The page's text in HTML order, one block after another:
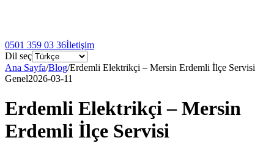
0501 359 03 36İletişim
Dil seç
Ana Sayfa/Blog/Erdemli Elektrikçi – Mersin Erdemli İlçe Servisi
Genel2026-03-11
Erdemli Elektrikçi – Mersin
Erdemli İlçe Servisi